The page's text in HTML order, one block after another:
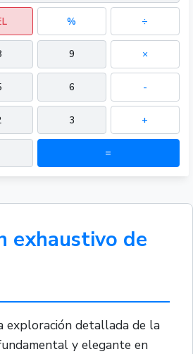
% ÷
9 ×
6 -
3 +
=
exhaustivo de
exploración detallada de la
y elegante en